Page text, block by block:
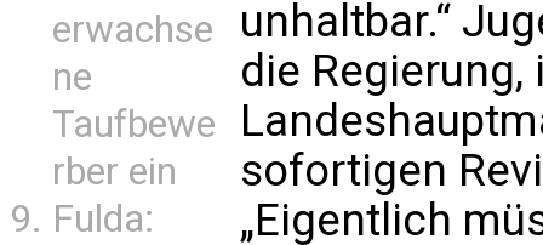
erwachse
ne
Taufbewe
rber ein
Fulda:
unhaltbar.“
die Regierung,
sofortigen
„Eigentlich